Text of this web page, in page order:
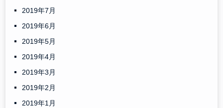
2019年7月
2019年6月
2019年5月
2019年4月
2019年3月
2019年2月
2019年1月